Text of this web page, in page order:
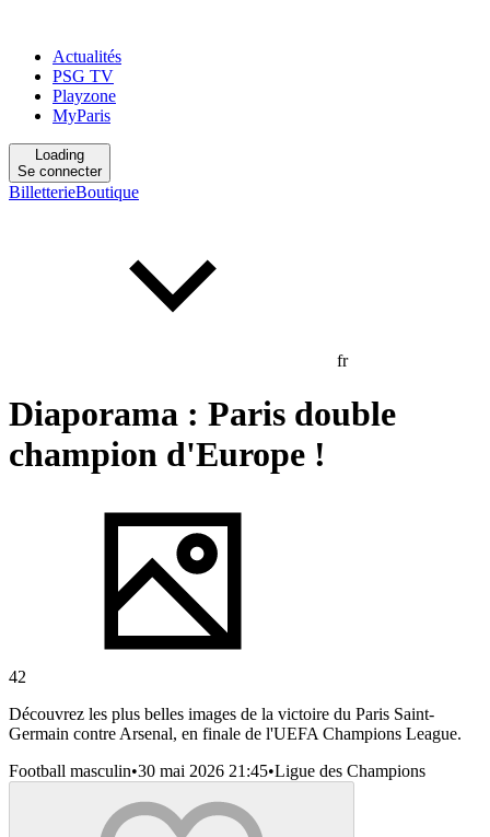
Actualités
PSG TV
Playzone
MyParis
Loading
Se connecter
BilletterieBoutique
fr
Diaporama : Paris double
champion d'Europe !
42
Découvrez les plus belles images de la victoire du Paris Saint-
Germain contre Arsenal, en finale de l'UEFA Champions League.
Football masculin•30 mai 2026 21:45•Ligue des Champions